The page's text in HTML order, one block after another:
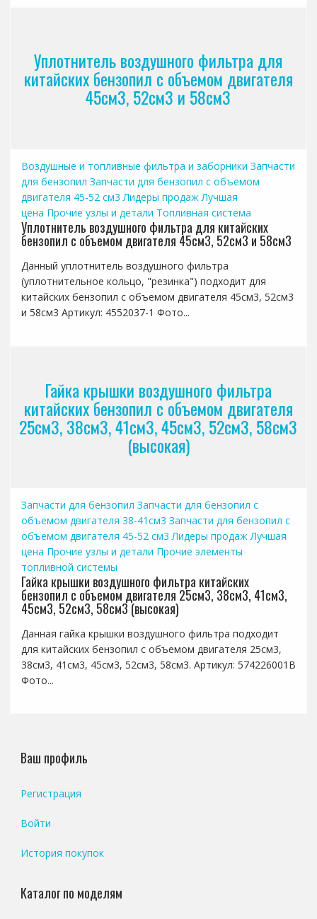
Уплотнитель воздушного фильтра для
китайских бензопил с объемом двигателя
45см3, 52см3 и 58см3
Воздушные и топливные фильтра и заборники Запчасти
для бензопил Запчасти для бензопил с объемом
двигателя 45-52 см3 Лидеры продаж Лучшая
цена Прочие узлы и детали Топливная система
Уплотнитель воздушного фильтра для китайских
бензопил с объемом двигателя 45см3, 52см3 и 58см3
Данный уплотнитель воздушного фильтра
(уплотнительное кольцо, "резинка") подходит для
китайских бензопил с объемом двигателя 45см3, 52см3
и 58см3 Артикул: 4552037-1 Фото...
Гайка крышки воздушного фильтра
китайских бензопил с объемом двигателя
25см3, 38см3, 41см3, 45см3, 52см3, 58см3
(высокая)
Запчасти для бензопил Запчасти для бензопил с
объемом двигателя 38-41см3 Запчасти для бензопил с
объемом двигателя 45-52 см3 Лидеры продаж Лучшая
цена Прочие узлы и детали Прочие элементы
топливной системы
Гайка крышки воздушного фильтра китайских
бензопил с объемом двигателя 25см3, 38см3, 41см3,
45см3, 52см3, 58см3 (высокая)
Данная гайка крышки воздушного фильтра подходит
для китайских бензопил с объемом двигателя 25см3,
38см3, 41см3, 45см3, 52см3, 58см3. Артикул: 574226001B
Фото...
Ваш профиль
Регистрация
Войти
История покупок
Каталог по моделям